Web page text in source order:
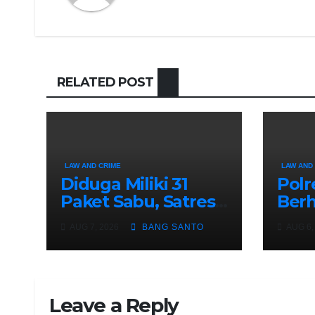
RELATED POST
LAW AND CRIME
Diduga Miliki 31
Paket Sabu, Satres
Narkoba Polman
Amankan Pria di
Matali
BANG SANTO
LAW AND
62
Leave a Reply